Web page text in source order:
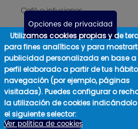
Café e infusiones
Camisetas hombre
Camisetas mujer
Cosmética
Libros
Licores
Opciones de privacidad
Utilizamos cookies propias y de
para fines analíticos y para
publicidad personalizada en base a
perfil elaborado a partir de tus
navegación (por ejemplo, páginas
visitadas). Puedes configurar o
la utilización de cookies indicándolo
el siguiente selector:
Ver política de cookies